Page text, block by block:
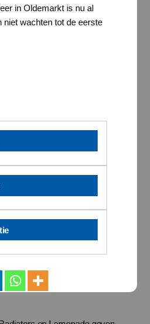
in Oldemarkt is nu al
wachten tot de eerste